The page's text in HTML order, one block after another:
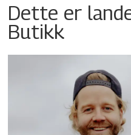
Dette er
Butikk